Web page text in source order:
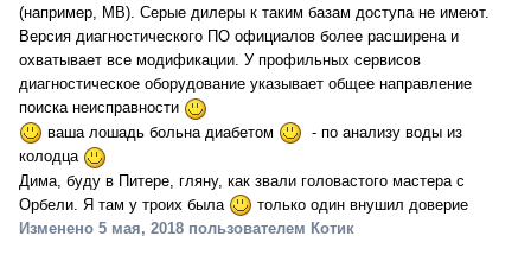
(например, МВ). Серые дилеры к таким базам доступа не имеют.
Версия диагностического ПО официалов более расширена и
охватывает все модификации. У профильных сервисов
диагностическое оборудование указывает общее направление
поиска неисправности
ваша лошадь больна диабетом
- по анализу воды из
колодца
Дима, буду в Питере, гляну, как звали головастого мастера с
Орбели. Я там у троих была
только один внушил доверие
Изменено 5 мая, 2018 пользователем Котик